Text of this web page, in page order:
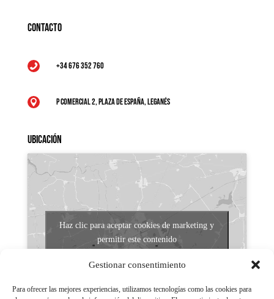
Gestionar consentimiento
Para ofrecer las mejores experiencias, utilizamos tecnologías como las cookies para
Contacto
 +34 676 352 760
 P Comercial 2, Plaza de España, Leganés
Ubicación
Haz clic para aceptar cookies de marketing y
permitir este contenido